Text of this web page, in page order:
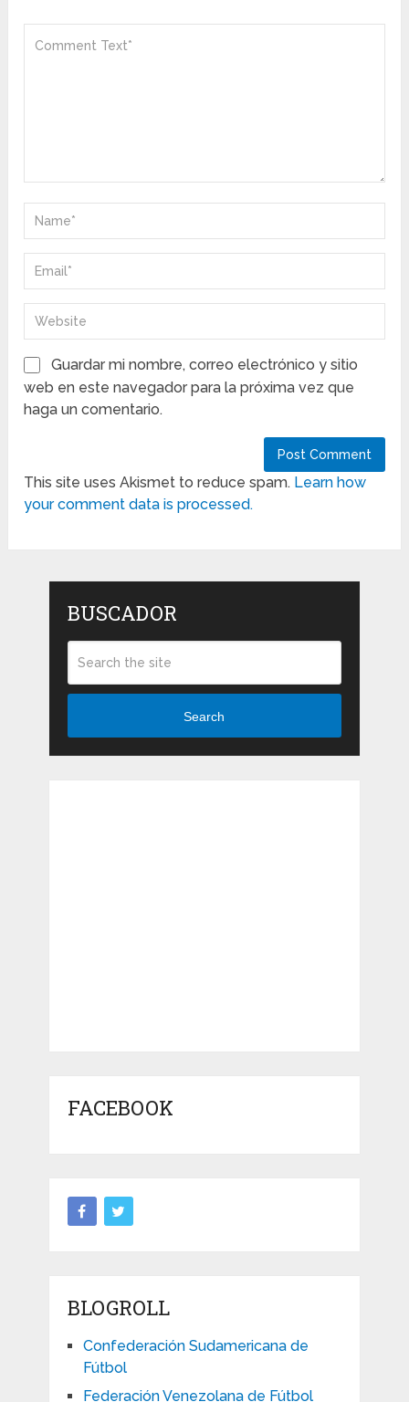
Guardar mi nombre, correo electrónico y sitio
web en este navegador para la próxima vez que
haga un comentario.
This site uses Akismet to reduce spam. Learn how
your comment data is processed.
BUSCADOR
Search
FACEBOOK
BLOGROLL
Confederación Sudamericana de
Fútbol
Federación Venezolana de Fútbol